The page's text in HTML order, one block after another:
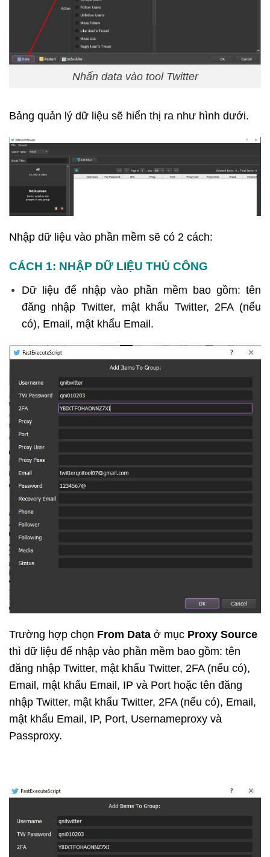
Nhấn data vào tool Twitter
Bảng quản lý dữ liệu sẽ hiển thị ra như hình dưới.
Nhập dữ liệu vào phần mềm sẽ có 2 cách:
CÁCH 1: NHẬP DỮ LIỆU THỦ CÔNG
Dữ liệu để nhập vào phần mềm bao gồm: tên
đăng nhập Twitter, mật khẩu Twitter, 2FA (nếu
có), Email, mật khẩu Email.
Trường hợp chọn From Data ở mục Proxy Source
thì dữ liệu để nhập vào phần mềm bao gồm: tên
đăng nhập Twitter, mật khẩu Twitter, 2FA (nếu có),
Email, mật khẩu Email, IP và Port hoặc tên đăng
nhập Twitter, mật khẩu Twitter, 2FA (nếu có), Email,
mật khẩu Email, IP, Port, Usernameproxy và
Passproxy.